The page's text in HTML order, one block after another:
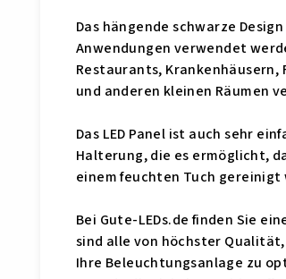
Das hängende schwarze
Anwendungen verwendet
Restaurants, Krankenhäusern,
und anderen kleinen Räumen
Das LED Panel ist auch sehr
Halterung, die es ermöglicht,
einem feuchten Tuch gereinigt
Bei Gute-LEDs.de finden Sie
sind alle von höchster
Ihre Beleuchtungsanlage zu